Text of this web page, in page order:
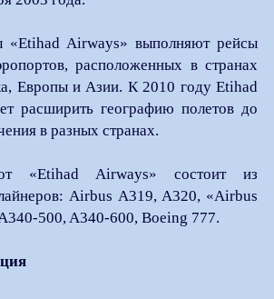
«Etihad Airways» выполняют рейсы
расположенных в странах
Европы и Азии. К 2010 году Etihad
расширить географию полетов до
в разных странах.
«Etihad Airways» состоит из
Airbus A319, A320, «Airbus
500, A340-600, Boeing 777.